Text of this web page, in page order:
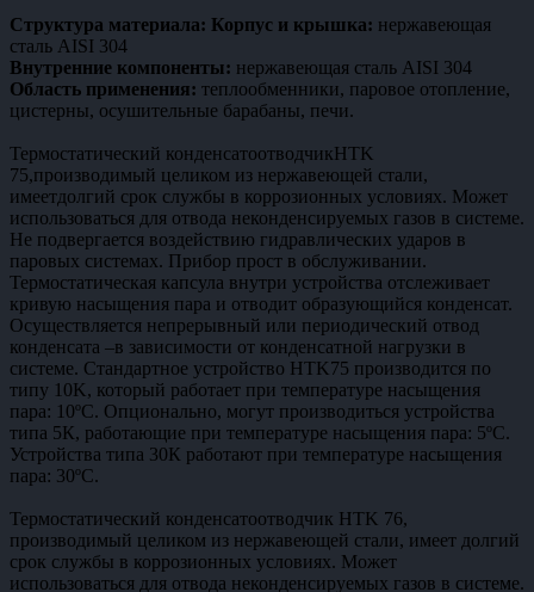
Структура материала: Корпус и крышка: нержавеющая
сталь AISI 304
Внутренние компоненты: нержавеющая сталь AISI 304
Область применения: теплообменники, паровое отопление,
цистерны, осушительные барабаны, печи.
Термостатический конденсатоотводчикHTK
75,производимый целиком из нержавеющей стали,
имеетдолгий срок службы в коррозионных условиях. Может
использоваться для отвода неконденсируемых газов в системе.
Не подвергается воздействию гидравлических ударов в
паровых системах. Прибор прост в обслуживании.
Термостатическая капсула внутри устройства отслеживает
кривую насыщения пара и отводит образующийся конденсат.
Осуществляется непрерывный или периодический отвод
конденсата –в зависимости от конденсатной нагрузки в
системе. Стандартное устройство HTK75 производится по
типу 10K, который работает при температуре насыщения
пара: 10ºС. Опционально, могут производиться устройства
типа 5К, работающие при температуре насыщения пара: 5ºС.
Устройства типа 30К работают при температуре насыщения
пара: 30ºС.
Термостатический конденсатоотводчик HTK 76,
производимый целиком из нержавеющей стали, имеет долгий
срок службы в коррозионных условиях. Может
использоваться для отвода неконденсируемых газов в системе.